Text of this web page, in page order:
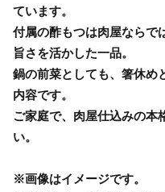
ています。
付属の酢もつは肉屋ならで
旨さを活かした一品。
鍋の前菜としても、箸休め
内容です。
ご家庭で、肉屋仕込みの本
い。
※画像はイメージです。